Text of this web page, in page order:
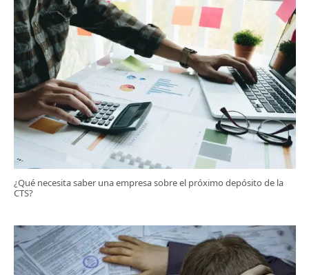
¿Qué necesita saber una empresa sobre el próximo depósito de la
CTS?